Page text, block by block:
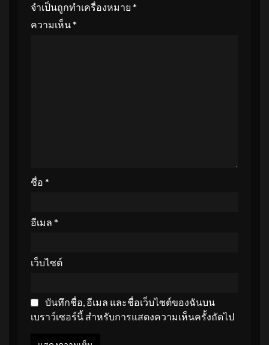
จำเป็นถูกทำเครื่องหมาย *
ความเห็น*
ชื่อ *
อีเมล *
เว็บไซต์
บันทึกชื่อ, อีเมล และชื่อเว็บไซต์ของฉันบน
เบราว์เซอร์นี้ สำหรับการแสดงความเห็นครั้งถัดไป